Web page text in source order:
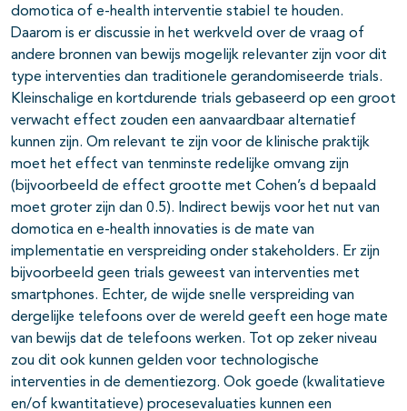
domotica of e-health interventie stabiel te houden.
Daarom is er discussie in het werkveld over de vraag of
andere bronnen van bewijs mogelijk relevanter zijn voor dit
type interventies dan traditionele gerandomiseerde trials.
Kleinschalige en kortdurende trials gebaseerd op een groot
verwacht effect zouden een aanvaardbaar alternatief
kunnen zijn. Om relevant te zijn voor de klinische praktijk
moet het effect van tenminste redelijke omvang zijn
(bijvoorbeeld de effect grootte met Cohen’s d bepaald
moet groter zijn dan 0.5). Indirect bewijs voor het nut van
domotica en e-health innovaties is de mate van
implementatie en verspreiding onder stakeholders. Er zijn
bijvoorbeeld geen trials geweest van interventies met
smartphones. Echter, de wijde snelle verspreiding van
dergelijke telefoons over de wereld geeft een hoge mate
van bewijs dat de telefoons werken. Tot op zeker niveau
zou dit ook kunnen gelden voor technologische
interventies in de dementiezorg. Ook goede (kwalitatieve
en/of kwantitatieve) procesevaluaties kunnen een